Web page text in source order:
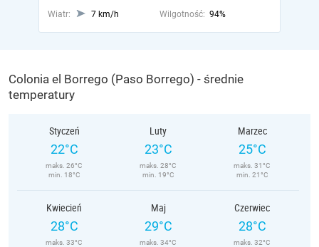
Wiatr:
7 km/h Wilgotność: 94%
Colonia el Borrego (Paso Borrego) - średnie
temperatury
Styczeń
22°C
maks. 26°C
min. 18°C
Luty
23°C
maks. 28°C
min. 19°C
Marzec
25°C
maks. 31°C
min. 21°C
Kwiecień
28°C
maks. 33°C
Maj
29°C
maks. 34°C
Czerwiec
28°C
maks. 32°C